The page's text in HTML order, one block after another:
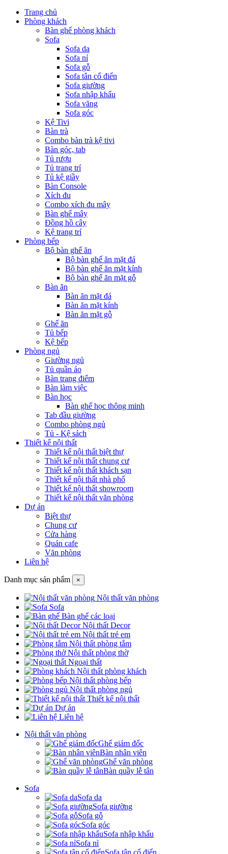
Trang chủ
Phòng khách
Bàn ghế phòng khách
Sofa
Sofa da
Sofa nỉ
Sofa gỗ
Sofa tân cổ điển
Sofa giường
Sofa nhập khẩu
Sofa văng
Sofa góc
Kệ Tivi
Bàn trà
Combo bàn trà kệ tivi
Bàn góc, tab
Tủ rượu
Tủ trang trí
Tủ kệ giầy
Bàn Console
Xích đu
Combo xích đu mây
Bàn ghế mây
Đồng hồ cây
Kệ trang trí
Phòng bếp
Bộ bàn ghế ăn
Bộ bàn ghế ăn mặt đá
Bộ bàn ghế ăn mặt kính
Bộ bàn ghế ăn mặt gỗ
Bàn ăn
Bàn ăn mặt đá
Bàn ăn mặt kính
Bàn ăn mặt gỗ
Ghế ăn
Tủ bếp
Kệ bếp
Phòng ngủ
Giường ngủ
Tủ quần áo
Bàn trang điểm
Bàn làm việc
Bàn học
Bàn ghế học thông minh
Tab đầu giường
Combo phòng ngủ
Tủ - Kệ sách
Thiết kế nội thất
Thiết kế nội thất biệt thự
Thiết kế nội thất chung cư
Thiết kế nội thất khách sạn
Thiết kế nội thất nhà phố
Thiết kế nội thất showroom
Thiết kế nội thất văn phòng
Dự án
Biệt thự
Chung cư
Cửa hàng
Quán cafe
Văn phòng
Liên hệ
Danh mục sản phẩm ×
Nội thất văn phòng
Sofa
Bàn ghế các loại
Nội thất Decor
Nội thất trẻ em
Nội thất phòng tắm
Nội thất phòng thờ
Ngoại thất
Nội thất phòng khách
Nội thất phòng bếp
Nội thất phòng ngủ
Thiết kế nội thất
Dự án
Liên hệ
Nội thất văn phòng
Ghế giám đốc
Bàn nhân viên
Ghế văn phòng
Bàn quầy lễ tân
Sofa
Sofa da
Sofa giường
Sofa gỗ
Sofa góc
Sofa nhập khẩu
Sofa nỉ